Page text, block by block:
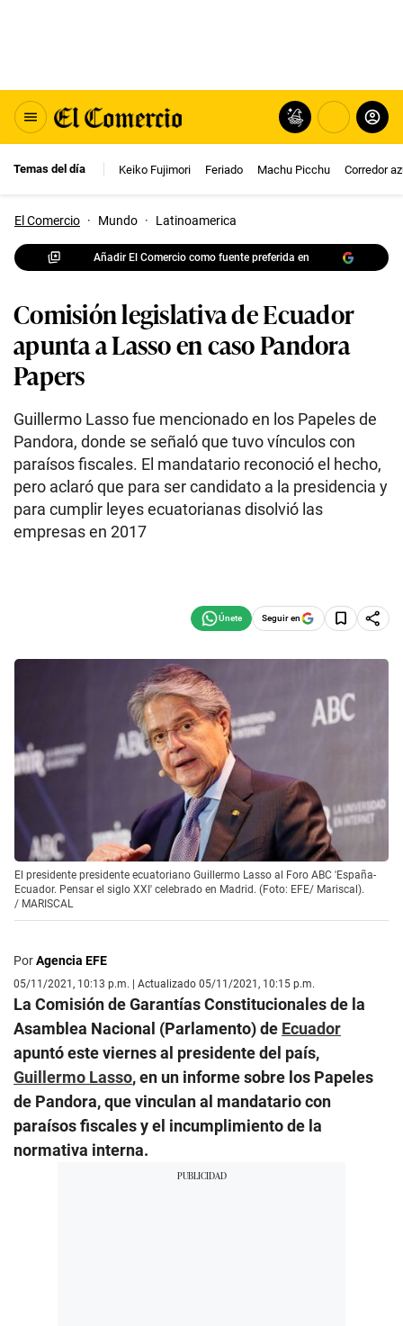
Temas del día Keiko Fujimori Feriado Machu Picchu Corredor
El Comercio · Mundo · Latinoamerica
Añadir El Comercio como fuente preferida en
Comisión legislativa de Ecuador
apunta a Lasso en caso Pandora
Papers
Guillermo Lasso fue mencionado en los Papeles de
Pandora, donde se señaló que tuvo vínculos con
paraísos fiscales. El mandatario reconoció el hecho,
pero aclaró que para ser candidato a la presidencia y
para cumplir leyes ecuatorianas disolvió las
empresas en 2017
Seguir en
El presidente presidente ecuatoriano Guillermo Lasso al Foro ABC 'España-
Ecuador. Pensar el siglo XXI' celebrado en Madrid. (Foto: EFE/ Mariscal).
/ MARISCAL
PorAgencia EFE
05/11/2021, 10:13 p.m. | Actualizado 05/11/2021, 10:15 p.m.
La Comisión de Garantías Constitucionales de la
Asamblea Nacional (Parlamento) de Ecuador
apuntó este viernes al presidente del país,
Guillermo Lasso, en un informe sobre los Papeles
de Pandora, que vinculan al mandatario con
paraísos fiscales y el incumplimiento de la
normativa interna.